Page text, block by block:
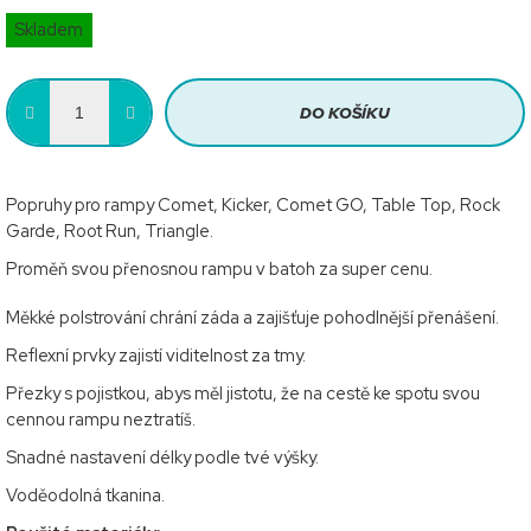
Měrná
cena:
Skladem
DO KOŠÍKU
Popruhy pro rampy Comet, Kicker, Comet GO, Table Top, Rock
Garde, Root Run, Triangle.
Proměň svou přenosnou rampu v batoh za super cenu.
Měkké polstrování chrání záda a zajišťuje pohodlnější přenášení.
Reflexní prvky zajistí viditelnost za tmy.
Přezky s pojistkou, abys měl jistotu, že na cestě ke spotu svou
cennou rampu neztratíš.
Snadné nastavení délky podle tvé výšky.
Voděodolná tkanina.